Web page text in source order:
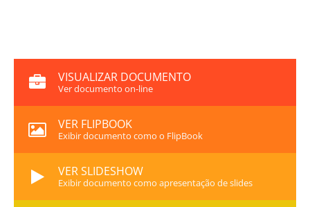
VISUALIZAR DOCUMENTO
Ver documento on-line
VER FLIPBOOK
Exibir documento como o FlipBook
VER SLIDESHOW
Exibir documento como apresentação de slides